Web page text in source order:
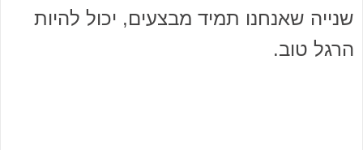
שנייה שאנחנו תמיד מבצעים, יכול להיות
הרגל טוב.